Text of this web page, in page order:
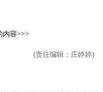
内容>>>
(责任编辑：庄婷婷)